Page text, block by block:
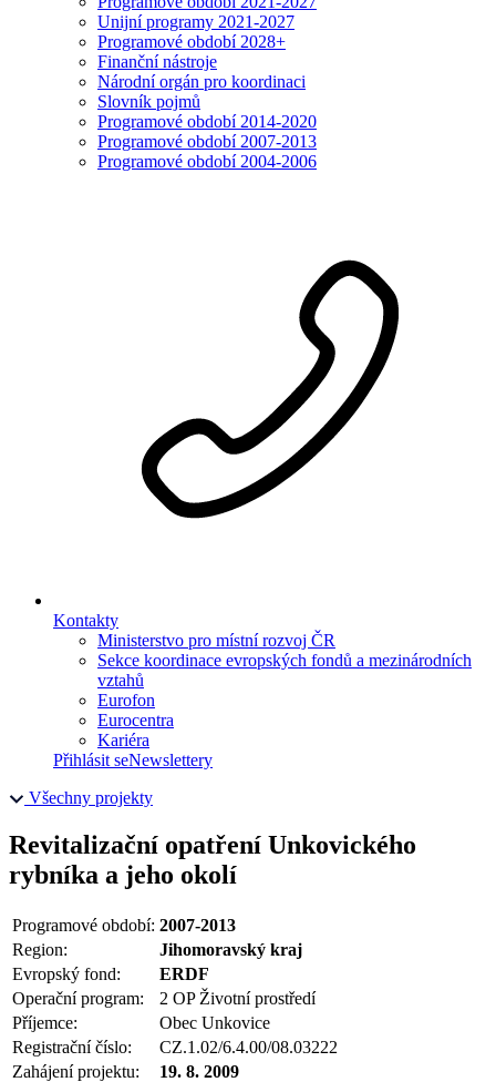
Unijní programy 2021-2027
Programové období 2028+
Finanční nástroje
Národní orgán pro koordinaci
Slovník pojmů
Programové období 2014-2020
Programové období 2007-2013
Programové období 2004-2006
Kontakty
Ministerstvo pro místní rozvoj ČR
Sekce koordinace evropských fondů a mezinárodních
vztahů
Eurofon
Eurocentra
Kariéra
Přihlásit seNewslettery
Všechny projekty
Revitalizační opatření Unkovického
rybníka a jeho okolí
Programové období: 2007-2013
Region:
Jihomoravský kraj
Evropský fond:
ERDF
Operační program:
2 OP Životní prostředí
Příjemce:
Obec Unkovice
Registrační číslo:
CZ.1.02/6.4.00/08.03222
Zahájení projektu:
19. 8. 2009